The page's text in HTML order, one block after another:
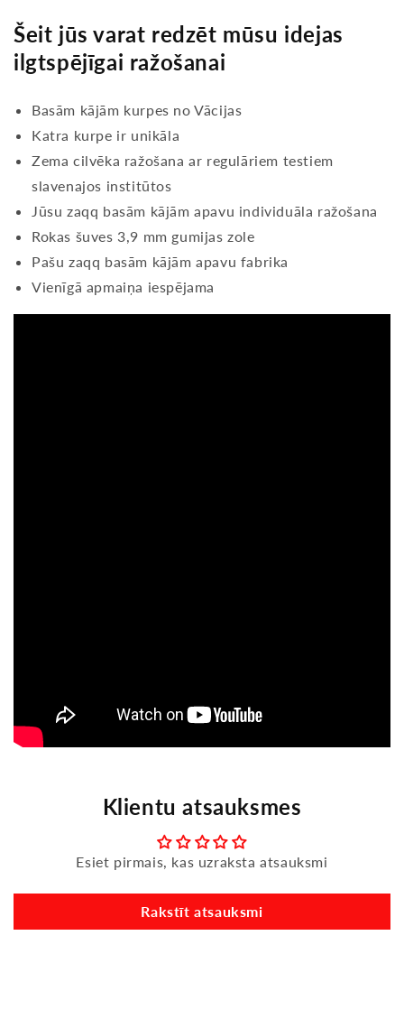
Šeit jūs varat redzēt mūsu idejas
ilgtspējīgai ražošanai
Basām kājām kurpes no Vācijas
Katra kurpe ir unikāla
Zema cilvēka ražošana ar regulāriem testiem
slavenajos institūtos
Jūsu zaqq basām kājām apavu individuāla ražošana
Rokas šuves 3,9 mm gumijas zole
Pašu zaqq basām kājām apavu fabrika
Vienīgā apmaiņa iespējama
Klientu atsauksmes
Esiet pirmais, kas uzraksta atsauksmi
Rakstīt atsauksmi